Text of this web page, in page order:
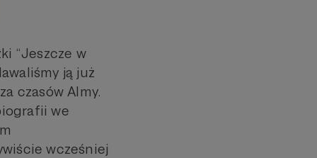
“Jeszcze w
ją już
czasów Almy.
we
wcześniej